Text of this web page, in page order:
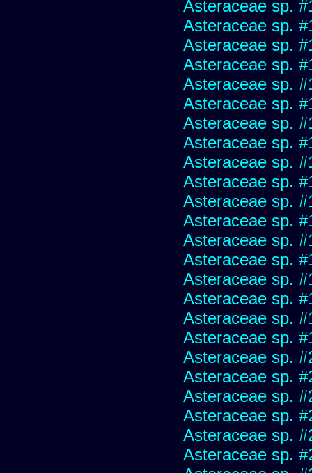
Asteraceae sp.
Asteraceae sp.
Asteraceae sp.
Asteraceae sp.
Asteraceae sp.
Asteraceae sp.
Asteraceae sp.
Asteraceae sp.
Asteraceae sp.
Asteraceae sp.
Asteraceae sp.
Asteraceae sp.
Asteraceae sp.
Asteraceae sp.
Asteraceae sp.
Asteraceae sp.
Asteraceae sp.
Asteraceae sp.
Asteraceae sp.
Asteraceae sp.
Asteraceae sp.
Asteraceae sp.
Asteraceae sp.
Asteraceae sp.